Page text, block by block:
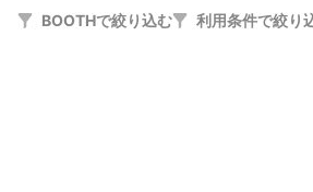
BOOTHで絞り込む 利用条件で絞り